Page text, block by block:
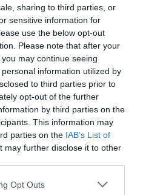
sharing to third parties, or
sensitive information for
use the below opt-out
Please note that after your
may continue seeing
information utilized by
to third parties prior to
opt-out of the further
by third parties on the
This information may
parties on the IAB’s List of
may further disclose it to other
Opt Outs
!